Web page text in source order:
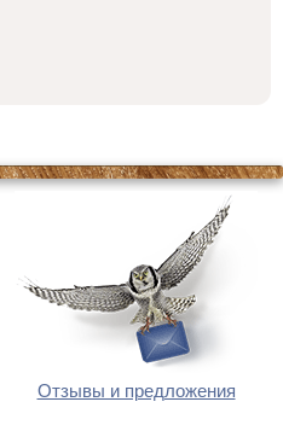
Отзывы и предложения